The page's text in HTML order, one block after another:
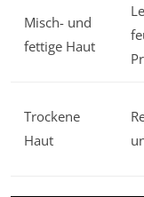
Misch- und
fettige Haut
Trockene
Haut